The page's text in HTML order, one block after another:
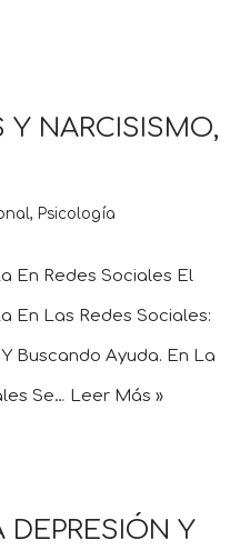
Y NARCISISMO,
, Psicología
En Redes Sociales El
En Las Redes Sociales:
Buscando Ayuda. En La
Se… Leer Más »
Y